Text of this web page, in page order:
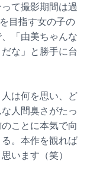
て撮影期間は過
目指す女の子の
「由美ちゃんな
な」と勝手に台
は何を思い、ど
人間臭さがたっ
ことに本気で向
。本作を観れば
います（笑）